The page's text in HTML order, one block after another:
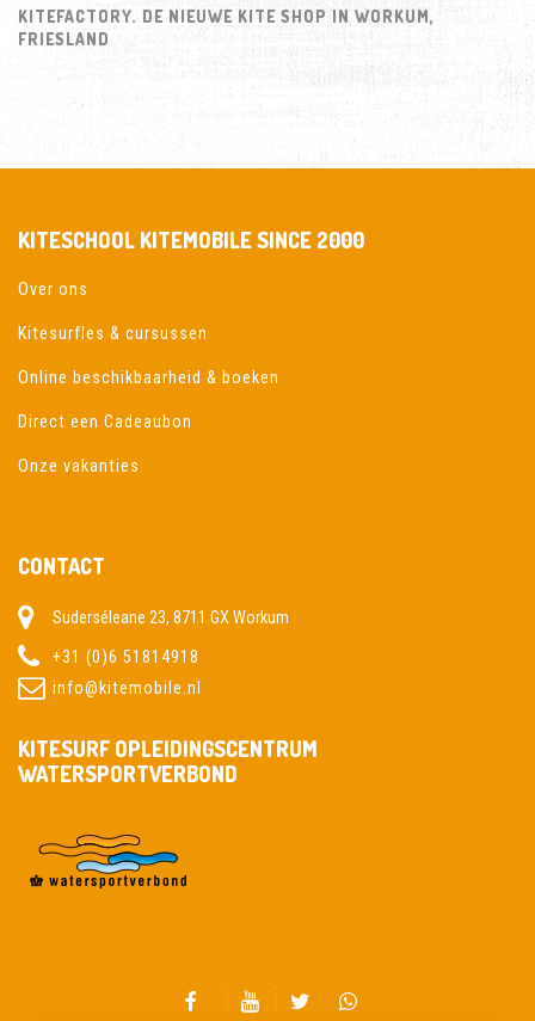
KITEFACTORY. DE NIEUWE KITE SHOP IN WORKUM,
FRIESLAND
KITESCHOOL KITEMOBILE SINCE 2000
Over ons
Kitesurfles & cursussen
Online beschikbaarheid & boeken
Direct een Cadeaubon
Onze vakanties
CONTACT
Suderséleane 23, 8711 GX Workum
+31 (0)6 51814918
info@kitemobile.nl
KITESURF OPLEIDINGSCENTRUM
WATERSPORTVERBOND